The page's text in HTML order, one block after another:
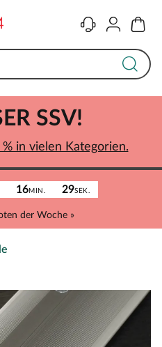
KontaktKonto
16MIN. 29SEK.
der Woche »
SSV!
in vielen Kategorien.